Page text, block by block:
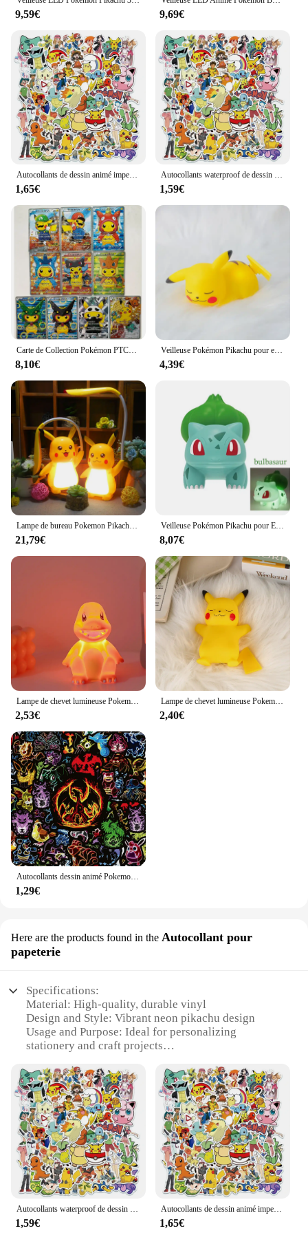
9,59€ 9,69€
Autocollants de dessin animé imperméables pour enfants, cool, néon, Pokémon, Pikachu, graffiti, décalcomanies, ordinateur portable, planche à roulettes, téléphone, jouets
1,65€
Autocollants waterproof de dessin animé Pokémon pour enfant, stickers cool, dessin animé, Pikachu, graffiti, pour ordinateur portable, skateboard, téléphone
1,59€
Carte de Collection Pokémon PTCG, Pikachu, COS, Nouvelle Production, 1e Croix, Flash IQUE Starlight, Anime, Périphérique, Cadeau de Vacances, DIY
8,10€
Veilleuse Pokémon Pikachu pour enfants, figurines d'anime plonger oyantes, jouet mignon, lampe de chevet à LED, ornement Kawaii, cadeau pour enfants, 6 pièces
4,39€
Lampe de bureau Pokemon Pikachu, nouveau, authentique, 3 vitesses réglables, chargeur USB, Protection des yeux, veilleuse, fournitures d'étude pour enfants
21,79€
Veilleuse Pokémon Pikachu pour Enfants, Poupées Anime, Lumière Douce, Lumières LED de oral et, Luminosité Réglable, Décor de Chambre, Jouets
8,07€
Lampe de chevet lumineuse Pokemon Pikachu pour enfants, veilleuse mignonne, jouet pour enfants, cadeau d'anniversaire et de Noël
2,53€
Lampe de chevet lumineuse Pokemon Pikachu pour enfants, jouet mignon, veilleuse, cadeau d'anniversaire et de Noël pour enfants
2,40€
Autocollants dessin animé Pokemon Pikachu pour enfants, néon, lumière, jouet, téléphone, ordinateur portable, autocollant graffiti, 10 pièces, 30 pièces, 50 pièces, 100 pièces
1,29€
Here are the products found in the Autocollant pour
papeterie
Specifications:
Material: High-quality, durable vinyl
Design and Style: Vibrant neon pikachu design
Usage and Purpose: Ideal for personalizing
stationery and craft projects
offices, schools, or creative spaces
Shape or Size: Available in various sizes to suit
different needs
Performance and Property: Easy to apply and
remove without residue
Features:
**Unleash Your Creativity**
Transform your everyday stationery into a burst of
color with our neon pikachu Autocollant pour
papeterie. This high-quality, durable vinyl sticker
Autocollants waterproof de dessin animé Pokémon pour enfant, stickers cool, dessin animé, Pikachu, graffiti, pour ordinateur portable, skateboard, téléphone
1,59€
Autocollants de dessin animé imperméables pour enfants, cool, néon, Pokémon, Pikachu, graffiti, décalcomanies, ordinateur portable, planche à roulettes, téléphone, jouets
1,65€